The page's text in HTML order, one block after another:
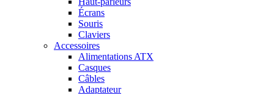
Écrans
Souris
Claviers
Accessoires
Alimentations ATX
Casques
Câbles
Adaptateur